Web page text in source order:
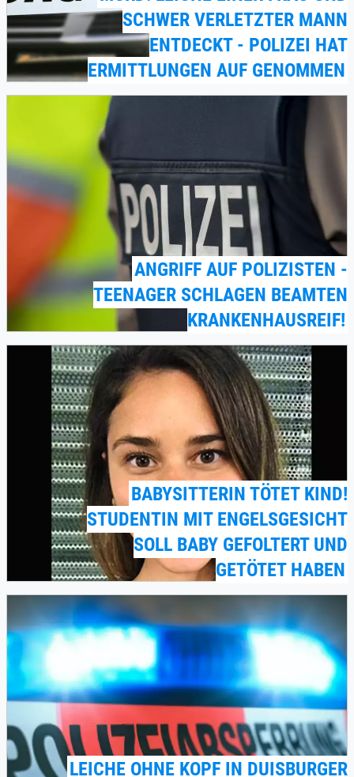
SCHWER VERLETZTER MANN
ENTDECKT - POLIZEI HAT
ERMITTLUNGEN AUF GENOMMEN
ANGRIFF AUF POLIZISTEN -
TEENAGER SCHLAGEN BEAMTEN
KRANKENHAUSREIF!
BABYSITTERIN TÖTET KIND!
STUDENTIN MIT ENGELSGESICHT
SOLL BABY GEFOLTERT UND
GETÖTET HABEN
LEICHE OHNE KOPF IN DUISBURGER